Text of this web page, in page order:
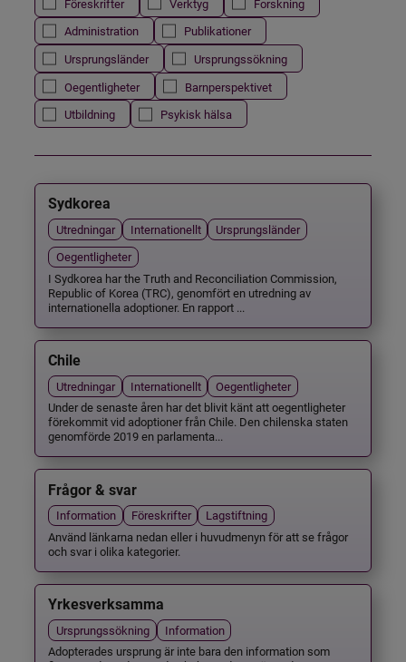
Administration
Publikationer
Ursprungsländer
Ursprungssökning
Oegentligheter
Barnperspektivet
Utbildning
Psykisk hälsa
Sydkorea
Utredningar Internationellt
Ursprungsländer
Oegentligheter
I Sydkorea har the Truth and Reconciliation Commission,
Republic of Korea (TRC), genomfört en utredning av
internationella adoptioner. En rapport ...
Chile
Utredningar Internationellt
Oegentligheter
Under de senaste åren har det blivit känt att oegentligheter
förekommit vid adoptioner från Chile. Den chilenska staten
genomförde 2019 en parlamenta...
Frågor & svar
Information Föreskrifter
Lagstiftning
Använd länkarna nedan eller i huvudmenyn för att se frågor
och svar i olika kategorier.
Yrkesverksamma
Ursprungssökning
Information
Adopterades ursprung är inte bara den information som